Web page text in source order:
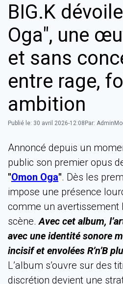
BIG.K
Oga", une
et sans
entre rage,
ambition
Publié le: 30 avril 2026-12:08 Par: Admin
Annoncé depuis un
public son premier opus
"Omon Oga". Dès les
impose une présence
comme un avertissement
scène.Avec cet album,
avec une identité sonore
incisif et envolées R’n’B
L’album s’ouvre sur des
discrétion devient une